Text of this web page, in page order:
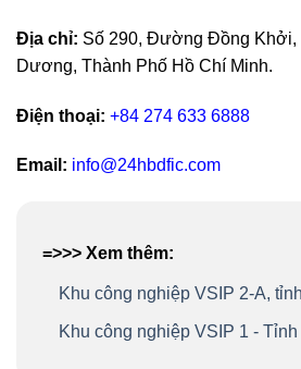
Địa chỉ: Số 290, Đường Đồng Khởi,
Dương, Thành Phố Hồ Chí Minh.
Điện thoại: +84 274 633 6888
Email: info@24hbdfic.com
=>>> Xem thêm:
Khu công nghiệp VSIP 2-A,
Khu công nghiệp VSIP 1 -